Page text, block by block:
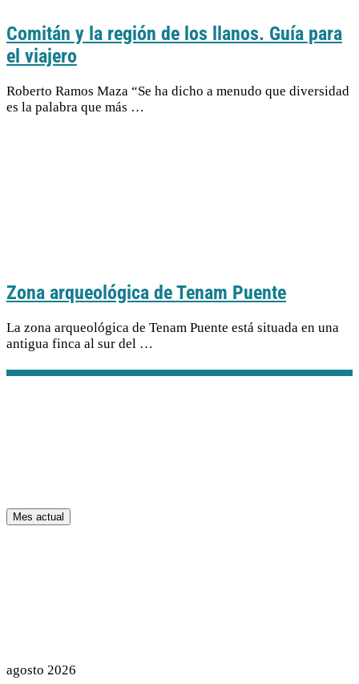
Comitán y la región de los llanos. Guía para
el viajero
Roberto Ramos Maza “Se ha dicho a menudo que diversidad
es la palabra que más …
Zona arqueológica de Tenam Puente
La zona arqueológica de Tenam Puente está situada en una
antigua finca al sur del …
Mes actual
agosto 2026